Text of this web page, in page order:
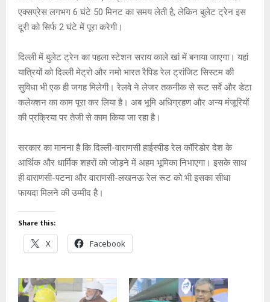
एक्सप्रेस लगभग 6 घंटे 50 मिनट का समय लेती है, लेकिन बुलेट ट्रेन इस
दूरी को सिर्फ 2 घंटे में पूरा करेगी।
दिल्ली में बुलेट ट्रेन का पहला स्टेशन सराय काले खां में बनाया जाएगा। यहां
यात्रियों को दिल्ली मेट्रो और नमो भारत रैपिड रेल ट्रांजिट सिस्टम की
सुविधा भी एक ही जगह मिलेगी। रेलवे ने लेजर तकनीक से रूट सर्वे और डेटा
कलेक्शन का काम पूरा कर लिया है। अब भूमि अधिग्रहण और अन्य मंजूरियों
की प्रक्रिया पर तेजी से काम किया जा रहा है।
सरकार का मानना है कि दिल्ली-वाराणसी हाईस्पीड रेल कॉरिडोर देश के
आर्थिक और धार्मिक शहरों को जोड़ने में अहम भूमिका निभाएगा। इसके साथ
ही वाराणसी-पटना और वाराणसी-लखनऊ रेल रूट को भी इसका सीधा
फायदा मिलने की उम्मीद है।
Share this:
X Facebook